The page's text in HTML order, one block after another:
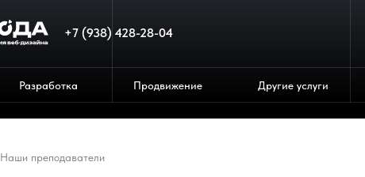
+7 (938) 428-28-04
Разработка Продвижение Другие услуги
Наши преподаватели